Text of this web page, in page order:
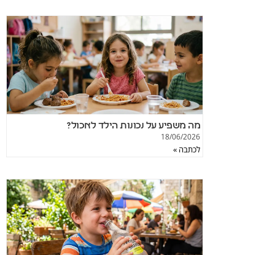
מה משפיע על נכונות הילד לאכול?
18/06/2026
לכתבה »